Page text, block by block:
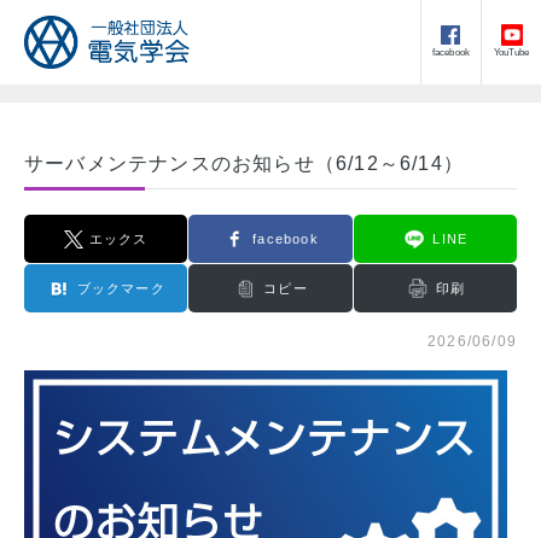
facebook YouTube
サーバメンテナンスのお知らせ（6/12～6/14）
エックス facebook LINE
ブックマーク コピー 印刷
2026/06/09